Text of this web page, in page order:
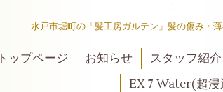
水戸市堀町の「髪工房ガルテン」髪の傷み・
トップページ お知らせ スタッフ紹介
EX-7 Water(超